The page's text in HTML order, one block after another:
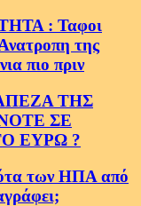
: Ταφοι
της
πιο πριν
ΤΗΣ
ΣΕ
ΕΥΡΩ ?
των ΗΠΑ από